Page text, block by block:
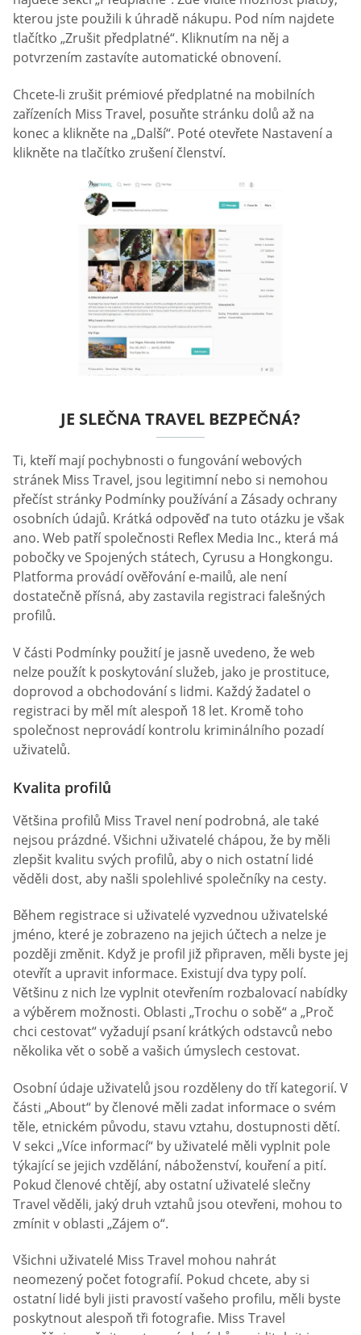
kterou jste použili k úhradě nákupu. Pod ním najdete
tlačítko „Zrušit předplatné“. Kliknutím na něj a
potvrzením zastavíte automatické obnovení.
Chcete-li zrušit prémiové předplatné na mobilních
zařízeních Miss Travel, posuňte stránku dolů až na
konec a klikněte na „Další“. Poté otevřete Nastavení a
klikněte na tlačítko zrušení členství.
JE SLEČNA TRAVEL BEZPEČNÁ?
Ti, kteří mají pochybnosti o fungování webových
stránek Miss Travel, jsou legitimní nebo si nemohou
přečíst stránky Podmínky používání a Zásady ochrany
osobních údajů. Krátká odpověď na tuto otázku je však
ano. Web patří společnosti Reflex Media Inc., která má
pobočky ve Spojených státech, Cyrusu a Hongkongu.
Platforma provádí ověřování e-mailů, ale není
dostatečně přísná, aby zastavila registraci falešných
profilů.
V části Podmínky použití je jasně uvedeno, že web
nelze použít k poskytování služeb, jako je prostituce,
doprovod a obchodování s lidmi. Každý žadatel o
registraci by měl mít alespoň 18 let. Kromě toho
společnost neprovádí kontrolu kriminálního pozadí
uživatelů.
Kvalita profilů
Většina profilů Miss Travel není podrobná, ale také
nejsou prázdné. Všichni uživatelé chápou, že by měli
zlepšit kvalitu svých profilů, aby o nich ostatní lidé
věděli dost, aby našli spolehlivé společníky na cesty.
Během registrace si uživatelé vyzvednou uživatelské
jméno, které je zobrazeno na jejich účtech a nelze je
později změnit. Když je profil již připraven, měli byste jej
otevřít a upravit informace. Existují dva typy polí.
Většinu z nich lze vyplnit otevřením rozbalovací nabídky
a výběrem možnosti. Oblasti „Trochu o sobě“ a „Proč
chci cestovat“ vyžadují psaní krátkých odstavců nebo
několika vět o sobě a vašich úmyslech cestovat.
Osobní údaje uživatelů jsou rozděleny do tří kategorií. V
části „About“ by členové měli zadat informace o svém
těle, etnickém původu, stavu vztahu, dostupnosti dětí.
V sekci „Více informací“ by uživatelé měli vyplnit pole
týkající se jejich vzdělání, náboženství, kouření a pití.
Pokud členové chtějí, aby ostatní uživatelé slečny
Travel věděli, jaký druh vztahů jsou otevřeni, mohou to
zmínit v oblasti „Zájem o“.
Všichni uživatelé Miss Travel mohou nahrát
neomezený počet fotografií. Pokud chcete, aby si
ostatní lidé byli jisti pravostí vašeho profilu, měli byste
poskytnout alespoň tři fotografie. Miss Travel